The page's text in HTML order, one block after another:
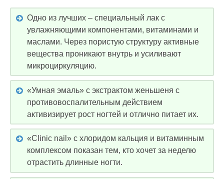
Одно из лучших – специальный лак с
увлажняющими компонентами, витаминами и
маслами. Через пористую структуру активные
вещества проникают внутрь и усиливают
микроциркуляцию.
«Умная эмаль» с экстрактом женьшеня с
противовоспалительным действием
активизирует рост ногтей и отлично питает их.
«Clinic nail» с хлоридом кальция и витаминным
комплексом показан тем, кто хочет за неделю
отрастить длинные ногти.